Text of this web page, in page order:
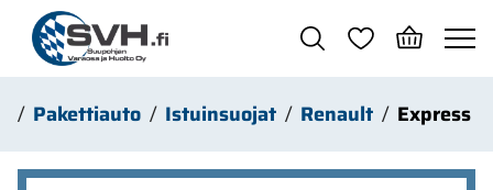
Siirry pääsisältöön
Pakettiauto Istuinsuojat Renault Express